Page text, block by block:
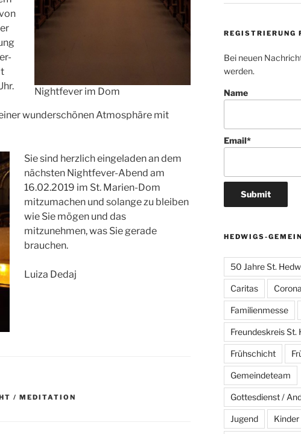
Nightfever im Dom
wunderschönen Atmosphäre mit
Sie sind herzlich eingeladen an dem
nächsten Nightfever-Abend am
16.02.2019 im St. Marien-Dom
mitzumachen und solange zu bleiben
wie Sie mögen und das
mitzunehmen, was Sie gerade
brauchen.
Luiza Dedaj
/ MEDITATION
REGISTRIERUNG
Bei neuen
werden.
Name
Email*
HEDWIGS-
50 Jahre St.
Caritas Corona
Familienmesse
Freundeskreis St.
Frühschicht
Gemeindeteam
Gottesdienst /
Jugend Kinder